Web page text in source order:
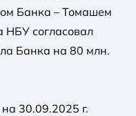
Банка – Томашем
НБУ согласовал
Банка на 80 млн.
30.09.2025 г.